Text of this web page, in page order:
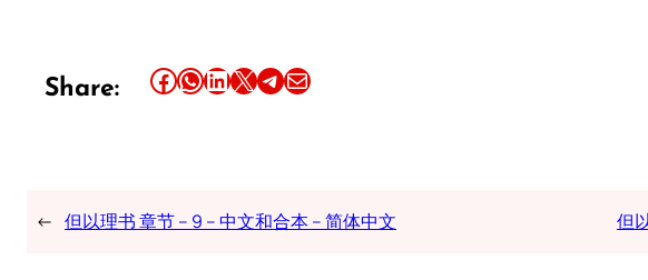
Share: Share this article on Facebook Share this article on WhatsApp Share this article on LinkedIn Share this article on X Share this article on TelegramEmail this Article
← 但以理书 章节 – 9 – 中文和合本 – 简体中文 但